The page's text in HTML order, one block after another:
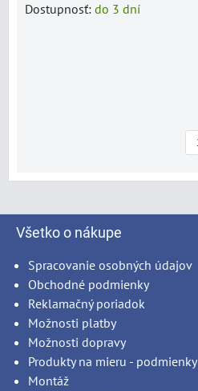
Dostupnosť: do 3 dní
Všetko o nákupe
Spracovanie osobných údajov
Obchodné podmienky
Reklamačný poriadok
Možnosti platby
Možnosti dopravy
Produkty na mieru - podmienky
Montáž